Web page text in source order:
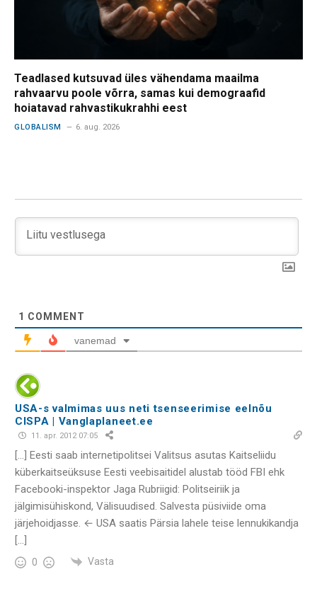
Teadlased kutsuvad üles vähendama maailma
rahvaarvu poole võrra, samas kui demograafid
hoiatavad rahvastikukrahhi eest
GLOBALISM 6. aug. 2026
1 COMMENT
vanemad
USA-s valmimas uus neti tsenseerimise eelnõu
CISPA | Vanglaplaneet.ee
11. apr. 2012 07:05
[…] Eesti saab internetipolitsei Valitsus asutas Kaitseliidu
küberkaitseüksuse Eesti veebisaitidel alustab tööd FBI ehk
Facebooki-inspektor Jaga Rubriigid: Politseiriik ja
jälgimisühiskond, Välisuudised. Salvesta püsiviide oma
järjehoidjasse. ← USA saatis Pärsia lahele teise lennukikandja
[…]
0 Vasta